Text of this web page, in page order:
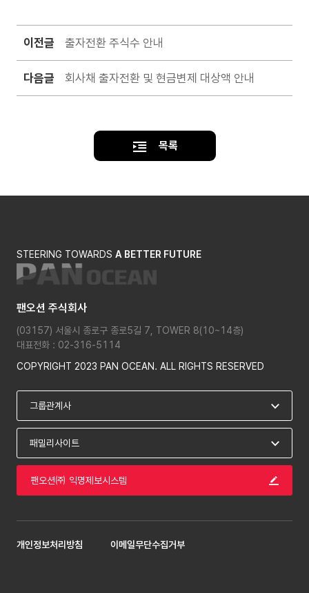
이전글 출자전환 주식수 안내
다음글 회사채 출자전환 및 현금변제 대상액 안내
목록
STEERING TOWARDS A BETTER FUTURE
팬오션 주식회사
(03157) 서울시 종로구 종로5길 7, TOWER 8(10~14층)
대표전화 : 02-316-5114
COPYRIGHT 2023 PAN OCEAN. ALL RIGHTS RESERVED
팬오션㈜ 익명제보시스템
개인정보처리방침 이메일무단수집거부